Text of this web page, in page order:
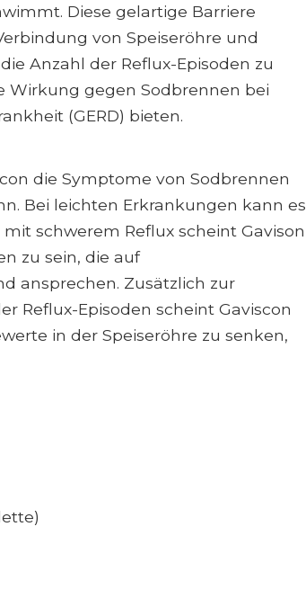
Diese gelartige Barriere
von Speiseröhre und
Anzahl der Reflux-Episoden zu
Wirkung gegen Sodbrennen bei
(GERD) bieten.
die Symptome von Sodbrennen
Bei leichten Erkrankungen kann es
schwerem Reflux scheint Gavison
zu sein, die auf
ansprechen. Zusätzlich zur
Reflux-Episoden scheint Gaviscon
in der Speiseröhre zu senken,